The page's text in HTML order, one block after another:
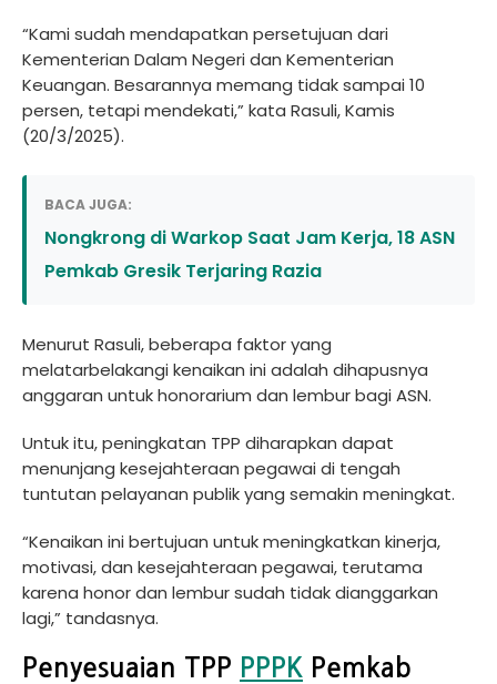
“Kami sudah mendapatkan persetujuan dari
Kementerian Dalam Negeri dan Kementerian
Keuangan. Besarannya memang tidak sampai 10
persen, tetapi mendekati,” kata Rasuli, Kamis
(20/3/2025).
BACA JUGA:
Nongkrong di Warkop Saat Jam Kerja, 18 ASN
Pemkab Gresik Terjaring Razia
Menurut Rasuli, beberapa faktor yang
melatarbelakangi kenaikan ini adalah dihapusnya
anggaran untuk honorarium dan lembur bagi ASN.
Untuk itu, peningkatan TPP diharapkan dapat
menunjang kesejahteraan pegawai di tengah
tuntutan pelayanan publik yang semakin meningkat.
“Kenaikan ini bertujuan untuk meningkatkan kinerja,
motivasi, dan kesejahteraan pegawai, terutama
karena honor dan lembur sudah tidak dianggarkan
lagi,” tandasnya.
Penyesuaian TPP PPPK Pemkab